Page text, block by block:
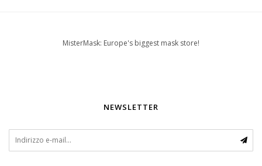
MisterMask: Europe's biggest mask store!
NEWSLETTER